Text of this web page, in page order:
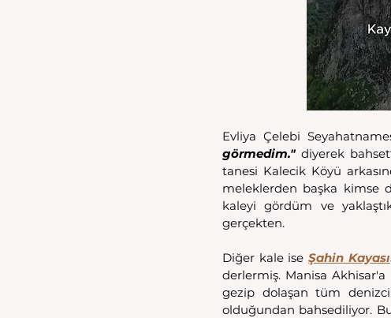
Evliya Çelebi
görmedim." diyerek
tanesi Kalecik Köyü
meleklerden başka kimse
kaleyi gördüm ve
gerçekten.
Diğer kale ise Şahin Kayası
derlermiş. Manisa
gezip dolaşan tüm
olduğundan bahsediliyor.